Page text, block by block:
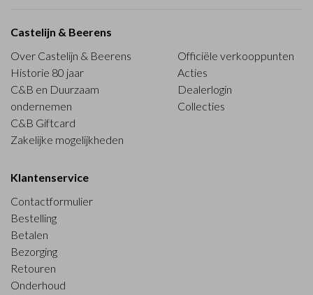
Castelijn & Beerens
Over Castelijn & Beerens
Historie 80 jaar
C&B en Duurzaam
ondernemen
C&B Giftcard
Zakelijke mogelijkheden
Officiële verkooppunten
Acties
Dealerlogin
Collecties
Klantenservice
Contactformulier
Bestelling
Betalen
Bezorging
Retouren
Onderhoud